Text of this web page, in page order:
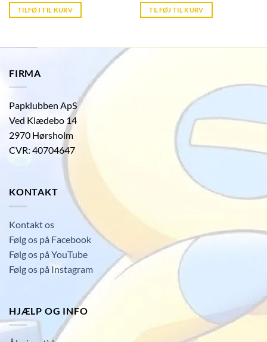
is:
kr. 39,95.
TILFØJ TIL KURV
is:
kr. 39,95.
TILFØJ TIL KURV
FIRMA
Papklubben ApS
Ved Klædebo 14
2970 Hørsholm
CVR: 40704647
KONTAKT
Kontakt os
Følg os på Facebook
Følg os på YouTube
Følg os på Instagram
HJÆLP OG INFO